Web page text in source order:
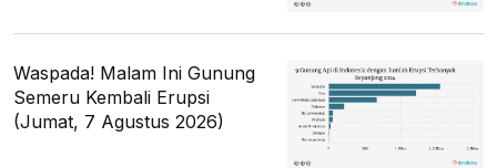
Waspada! Malam Ini Gunung
Semeru Kembali Erupsi
(Jumat, 7 Agustus 2026)